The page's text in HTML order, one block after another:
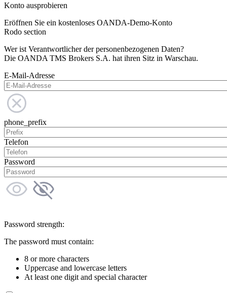
Konto ausprobieren
Eröffnen Sie ein kostenloses OANDA-Demo-Konto
Rodo section
Wer ist Verantwortlicher der personenbezogenen Daten?
Die OANDA TMS Brokers S.A. hat ihren Sitz in Warschau.
E-Mail-Adresse
phone_prefix
Telefon
Password
Password strength:
The password must contain:
8 or more characters
Uppercase and lowercase letters
At least one digit and special character